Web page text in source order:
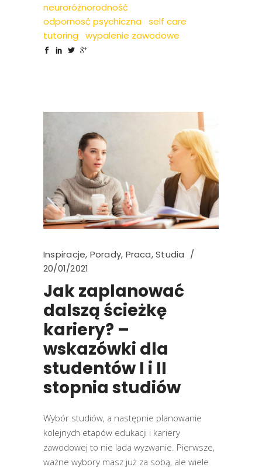
neuroróżnorodność
odpornosć psychiczna self care
tutoring wypalenie zawodowe
Inspiracje, Porady, Praca,Studia
20/01/2021
Jak zaplanować
dalszą ścieżkę
kariery? –
wskazówki dla
studentów I i II
stopnia studiów
Wybór studiów, a następnie planowanie
kolejnych etapów edukacji i kariery
zawodowej to nie lada wyzwanie. Pierwsze,
ważne wybory masz już za sobą, ale wiele